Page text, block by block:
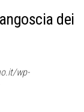
dei
wp-